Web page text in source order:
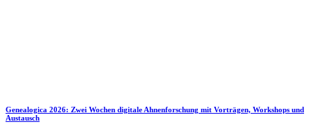
Genealogica 2026: Zwei Wochen digitale Ahnenforschung mit Vorträgen, Workshops und
Austausch